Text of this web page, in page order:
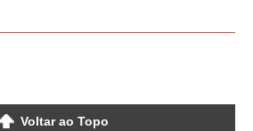
Voltar ao Topo